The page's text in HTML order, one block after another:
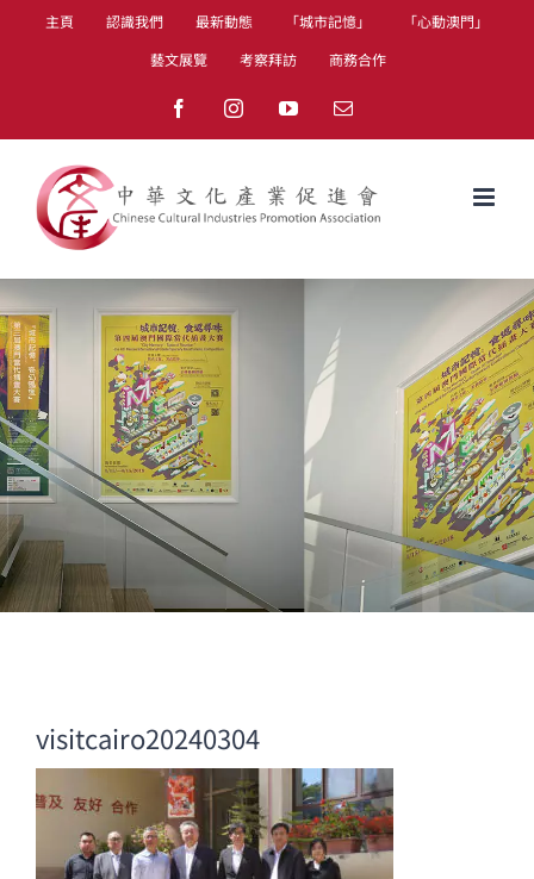
主頁 認識我們 最新動態 「城市記憶」
「心動澳門」
藝文展覽
考察拜訪 商務合作
FacebookInstagramYouTubeEmail
visitcairo20240304